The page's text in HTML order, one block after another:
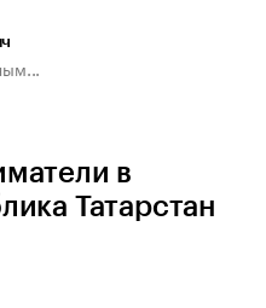
в
Татарстан